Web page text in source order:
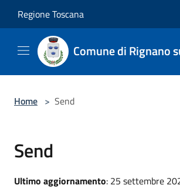
Regione Toscana
Comune di Rignano
Home > Send
Send
Ultimo aggiornamento: 25 settembre